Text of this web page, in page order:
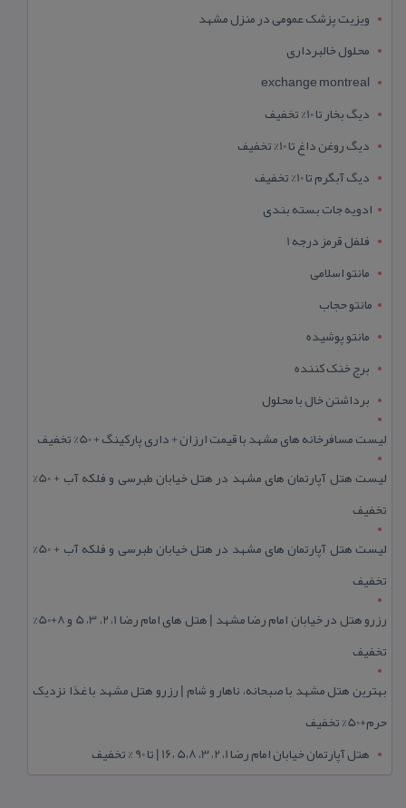
ویزیت پزشک عمومی در منزل مشهد
محلول خالبرداری
exchange montreal
دیگ بخار تا 10% تخفیف
دیگ روغن داغ تا 10% تخفیف
دیگ آبگرم تا 10% تخفیف
ادویه جات بسته بندی
فلفل قرمز درجه 1
مانتو اسلامی
مانتو حجاب
مانتو پوشیده
برج خنک کننده
برداشتن خال با محلول
لیست مسافرخانه های مشهد با قیمت ارزان + داری پارکینگ + 50% تخفیف
لیست هتل آپارتمان های مشهد در هتل خیابان طبرسی و فلکه آب + 50%
تخفیف
لیست هتل آپارتمان های مشهد در هتل خیابان طبرسی و فلکه آب + 50%
تخفیف
رزرو هتل در خیابان امام رضا مشهد | هتل‌ های امام رضا 1، 2، 3، 5 و 8+50%
تخفیف
بهترین هتل مشهد با صبحانه، ناهار و شام | رزرو هتل مشهد با غذا نزدیک
حرم+50% تخفیف
هتل آپارتمان خیابان امام رضا 1، 2، 3، 5،8 ،16 | تا 90 % تخفیف